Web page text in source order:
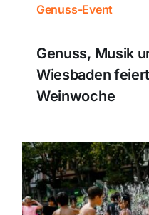
Genuss-Event
Genuss, Musik
Wiesbaden
Weinwoche